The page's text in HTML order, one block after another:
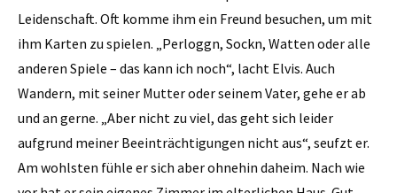
Leidenschaft. Oft komme ihm ein Freund besuchen, um mit
ihm Karten zu spielen. „Perloggn, Sockn, Watten oder alle
anderen Spiele – das kann ich noch“, lacht Elvis. Auch
Wandern, mit seiner Mutter oder seinem Vater, gehe er ab
und an gerne. „Aber nicht zu viel, das geht sich leider
aufgrund meiner Beeinträchtigungen nicht aus“, seufzt er.
Am wohlsten fühle er sich aber ohnehin daheim. Nach wie